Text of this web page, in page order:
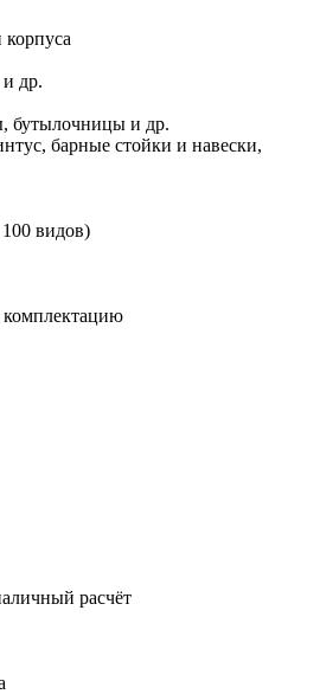
корпуса
др.
бутылочницы и др.
барные стойки и навески,
100 видов)
комплектацию
расчёт